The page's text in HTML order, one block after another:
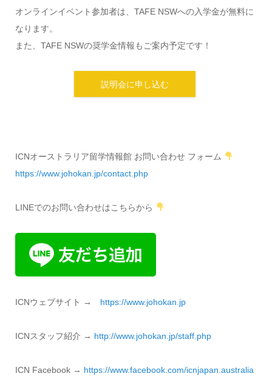
オンラインイベント参加者は、TAFE NSWへの入学金が無料に
なります。
また、TAFE NSWの奨学金情報もご案内予定です！
説明会に申し込む
ICNオーストラリア留学情報館 お問い合わせ フォーム
https://www.johokan.jp/contact.php
LINEでのお問い合わせはこちらから
ICNウェブサイト → https://www.johokan.jp
ICNスタッフ紹介 → http://www.johokan.jp/staff.php
ICN Facebook → https://www.facebook.com/icnjapan.australia